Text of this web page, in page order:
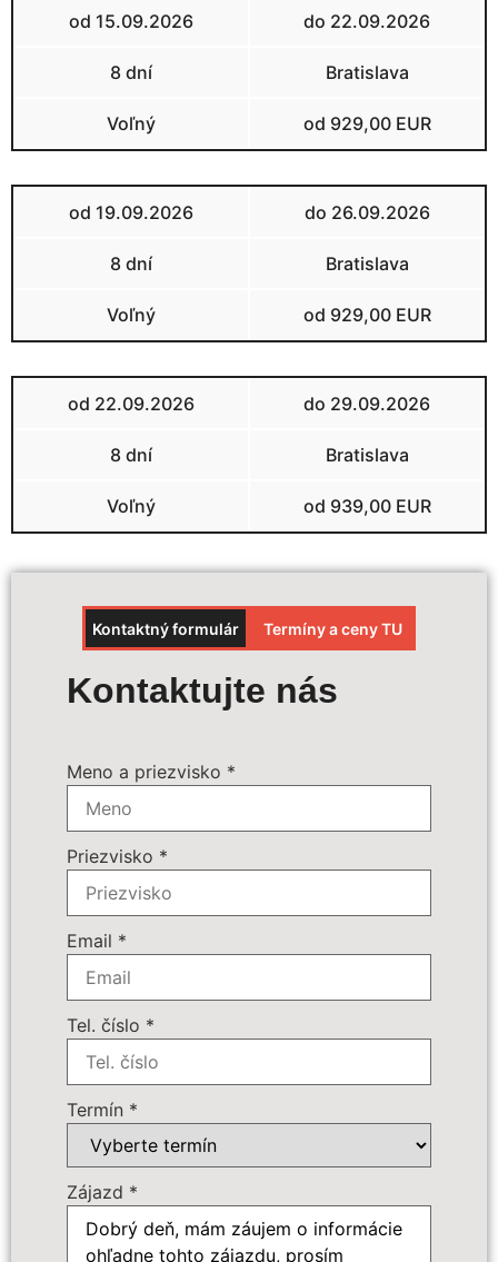
od 15.09.2026 do 22.09.2026
8 dní Bratislava
Voľný od 929,00 EUR
od 19.09.2026 do 26.09.2026
8 dní Bratislava
Voľný od 929,00 EUR
od 22.09.2026 do 29.09.2026
8 dní Bratislava
Voľný od 939,00 EUR
Kontaktný formulár Termíny a ceny TU
Kontaktujte nás
Meno a priezvisko *
Priezvisko *
Email *
Tel. číslo *
Termín *
Zájazd *
Výpočet ceny
Povinné príplatky:
Doplnkové služby:
109 € - Batožina do podpalubia
Počet osôb
Cena zájazdu